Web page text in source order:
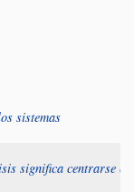
sistemas
significa centrarse